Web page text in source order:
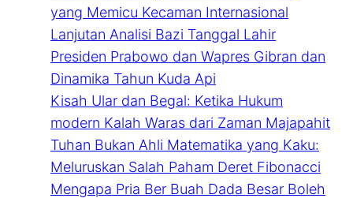
yang Memicu Kecaman Internasional
Lanjutan Analisi Bazi Tanggal Lahir
Presiden Prabowo dan Wapres Gibran dan
Dinamika Tahun Kuda Api
Kisah Ular dan Begal: Ketika Hukum
modern Kalah Waras dari Zaman Majapahit
Tuhan Bukan Ahli Matematika yang Kaku:
Meluruskan Salah Paham Deret Fibonacci
Mengapa Pria Ber Buah Dada Besar Boleh